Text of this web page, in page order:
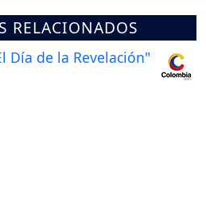
RELACIONADOS